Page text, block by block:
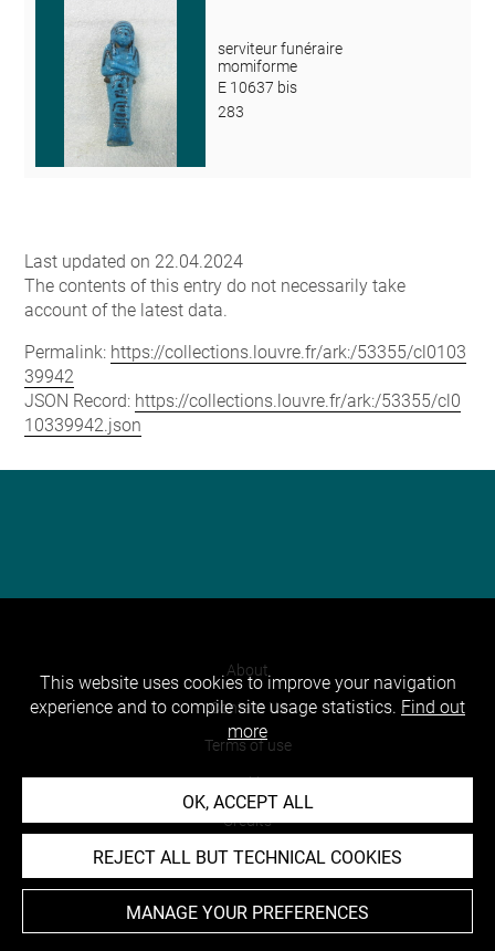
serviteur funéraire
momiforme
E 10637 bis
283
Last updated on 22.04.2024
The contents of this entry do not necessarily take
account of the latest data.
Permalink: https://collections.louvre.fr/ark:/53355/cl0103
39942
JSON Record: https://collections.louvre.fr/ark:/53355/cl0
10339942.json
About
Contact Us
Terms of use
Cookies
Credits
Accessibility : non compliant
This website uses cookies to improve your navigation
experience and to compile site usage statistics. Find out
more
OK, ACCEPT ALL
REJECT ALL BUT TECHNICAL COOKIES
MANAGE YOUR PREFERENCES